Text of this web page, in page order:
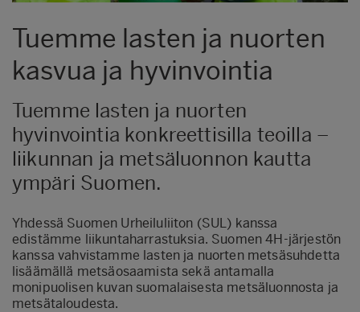
Tuemme lasten ja nuorten
kasvua ja hyvinvointia
Tuemme lasten ja nuorten
hyvinvointia konkreettisilla teoilla –
liikunnan ja metsäluonnon kautta
ympäri Suomen.
Yhdessä Suomen Urheiluliiton (SUL) kanssa
edistämme liikuntaharrastuksia. Suomen 4H-järjestön
kanssa vahvistamme lasten ja nuorten metsäsuhdetta
lisäämällä metsäosaamista sekä antamalla
monipuolisen kuvan suomalaisesta metsäluonnosta ja
metsätaloudesta.